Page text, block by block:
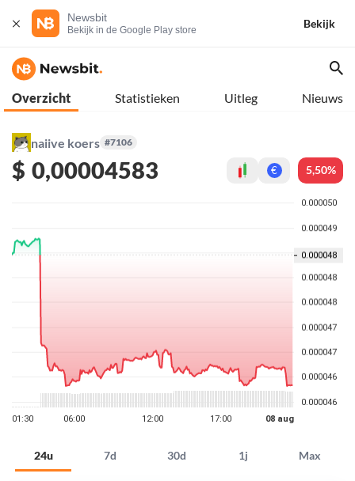
Newsbit
Bekijk in de Google Play store
Bekijk
Overzicht Statistieken Uitleg Nieuws
naiive koers #7106
$ 0,00004583 € 5,50%
24u 7d 30d 1j Max